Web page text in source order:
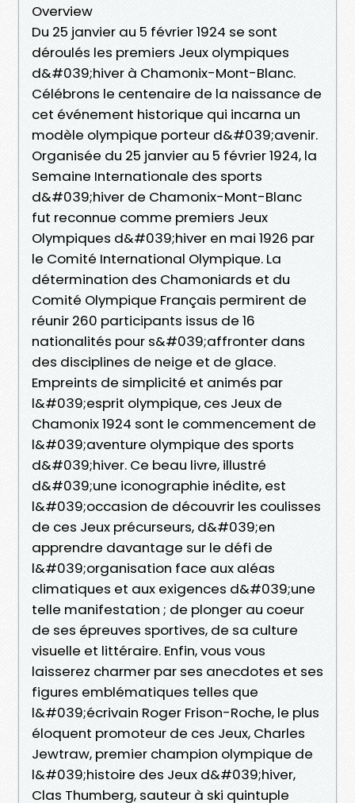
Overview
Du 25 janvier au 5 février 1924 se sont
déroulés les premiers Jeux olympiques
d&#039;hiver à Chamonix-Mont-Blanc.
Célébrons le centenaire de la naissance de
cet événement historique qui incarna un
modèle olympique porteur d&#039;avenir.
Organisée du 25 janvier au 5 février 1924, la
Semaine Internationale des sports
d&#039;hiver de Chamonix-Mont-Blanc
fut reconnue comme premiers Jeux
Olympiques d&#039;hiver en mai 1926 par
le Comité International Olympique. La
détermination des Chamoniards et du
Comité Olympique Français permirent de
réunir 260 participants issus de 16
nationalités pour s&#039;affronter dans
des disciplines de neige et de glace.
Empreints de simplicité et animés par
l&#039;esprit olympique, ces Jeux de
Chamonix 1924 sont le commencement de
l&#039;aventure olympique des sports
d&#039;hiver. Ce beau livre, illustré
d&#039;une iconographie inédite, est
l&#039;occasion de découvrir les coulisses
de ces Jeux précurseurs, d&#039;en
apprendre davantage sur le défi de
l&#039;organisation face aux aléas
climatiques et aux exigences d&#039;une
telle manifestation ; de plonger au coeur
de ses épreuves sportives, de sa culture
visuelle et littéraire. Enfin, vous vous
laisserez charmer par ses anecdotes et ses
figures emblématiques telles que
l&#039;écrivain Roger Frison-Roche, le plus
éloquent promoteur de ces Jeux, Charles
Jewtraw, premier champion olympique de
l&#039;histoire des Jeux d&#039;hiver,
Clas Thumberg, sauteur à ski quintuple